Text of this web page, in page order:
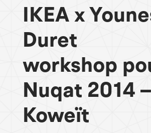
IKEA x
Duret
workshop
Nuqat 2014 –
Koweït